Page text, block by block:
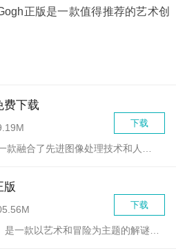
正版是一款值得推荐的艺术创
费下载
下载
版
下载